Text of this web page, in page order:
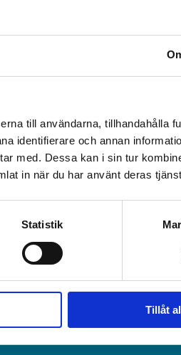
till användarna, tillhandahålla
identifierare och annan
med. Dessa kan i sin tur
in när du har använt deras
Statistik
Tillåt
En
det
Om Världen idag
Kundservice
Prenumerera
Annonsera